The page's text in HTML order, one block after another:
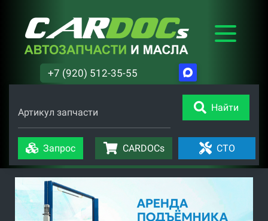
+7 (920) 512-35-55
Артикул запчасти Найти
Запрос CARDOCs СТО